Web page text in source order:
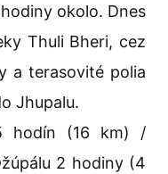
okolo. Dnes
Thuli Bheri, cez
a terasovité polia
Jhupalu.
hodín (16 km) /
2 hodiny (4